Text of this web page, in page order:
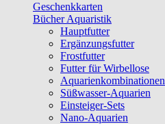
Geschenkkarten
Bücher Aquaristik
Hauptfutter
Ergänzungsfutter
Frostfutter
Futter für Wirbellose
Aquarienkombinationen
Süßwasser-Aquarien
Einsteiger-Sets
Nano-Aquarien